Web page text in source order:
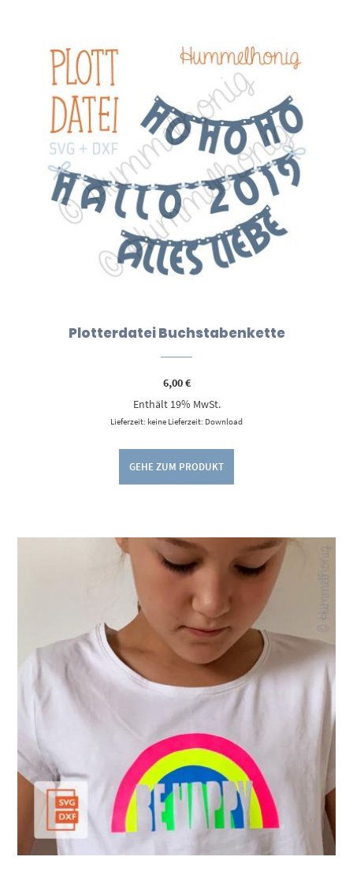
Plotterdatei Buchstabenkette
6,00€
Enthält 19% MwSt.
Lieferzeit: keine Lieferzeit: Download
GEHE ZUM PRODUKT